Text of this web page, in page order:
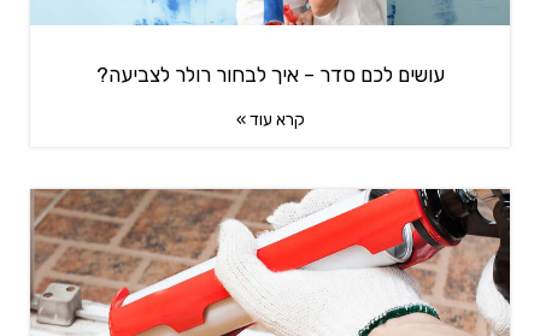
עושים לכם סדר – איך לבחור רולר לצביעה?
קרא עוד »